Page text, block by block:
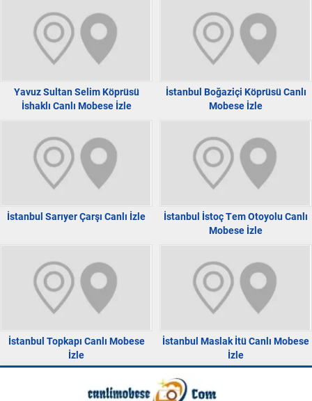
Yavuz Sultan Selim Köprüsü
İshaklı Canlı Mobese İzle
İstanbul Boğaziçi Köprüsü Canlı
Mobese İzle
İstanbul Sarıyer Çarşı Canlı İzle
İstanbul İstoç Tem Otoyolu Canlı
Mobese İzle
İstanbul Topkapı Canlı Mobese
İzle
İstanbul Maslak İtü Canlı Mobese
İzle